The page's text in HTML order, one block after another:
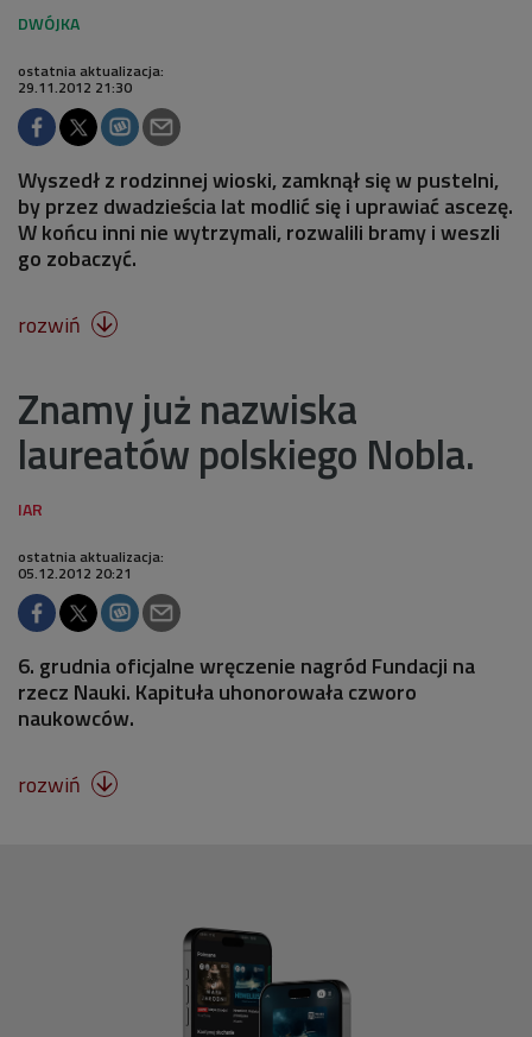
ostatnia aktualizacja:
29.11.2012 21:30
Wyszedł z rodzinnej wioski, zamknął się w pustelni,
by przez dwadzieścia lat modlić się i uprawiać ascezę.
W końcu inni nie wytrzymali, rozwalili bramy i weszli
go zobaczyć.
rozwiń 
Znamy już nazwiska
laureatów polskiego Nobla.
ostatnia aktualizacja:
05.12.2012 20:21
6. grudnia oficjalne wręczenie nagród Fundacji na
rzecz Nauki. Kapituła uhonorowała czworo
naukowców.
rozwiń 